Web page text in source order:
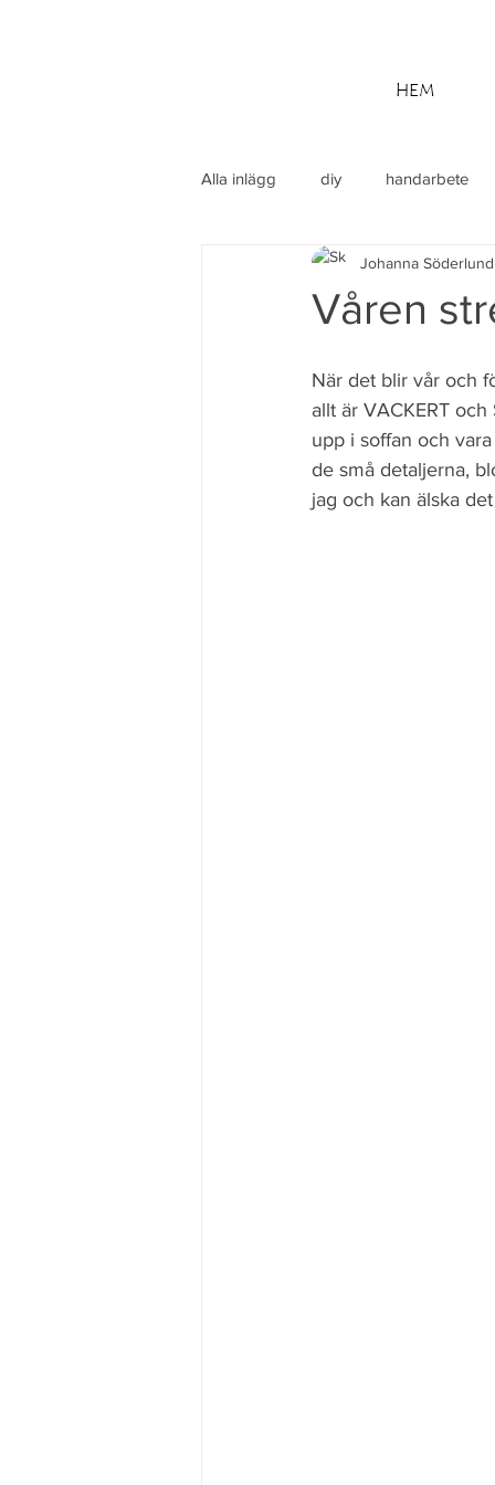
HEM
Alla inlägg diy handarbete
Din community
Våren
Johanna Söderlund
När det blir vår och
allt är VACKERT
upp i soffan och
de små detaljerna,
jag och kan älska